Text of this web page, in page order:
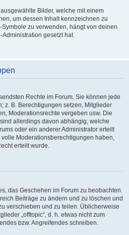
Bilder, welche mit einem
um dessen Inhalt kennzeichnen zu
zu verwenden, hängt von deinen
gesetzt hat.
Rechte im Forum. Sie können jede
z. B. Berechtigungen setzen, Mitglieder
Moderationsrechte vergeben usw. Die
allerdings davon abhängig, welche
oder ein anderer Administrator erteilt
Moderationsberechtigungen haben,
erteilt wurde.
das Geschehen im Forum zu beobachten.
Beiträge zu ändern und zu löschen und
verschieben und zu teilen. Üblicherweise
„offtopic“, d. h. etwas nicht zum
bzw. Angreifendes schreiben.